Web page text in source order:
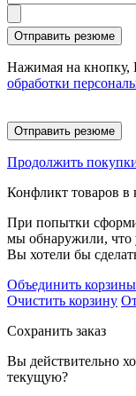
Отправить резюме
Нажимая на кнопку,
обработки
Отправить резюме
Продолжить
Конфликт товаров в
При попытки
мы обнаружили, что
Вы хотели бы
Объединить корзины
Очистить корзину
Сохранить заказ
Вы действительно
текущую?